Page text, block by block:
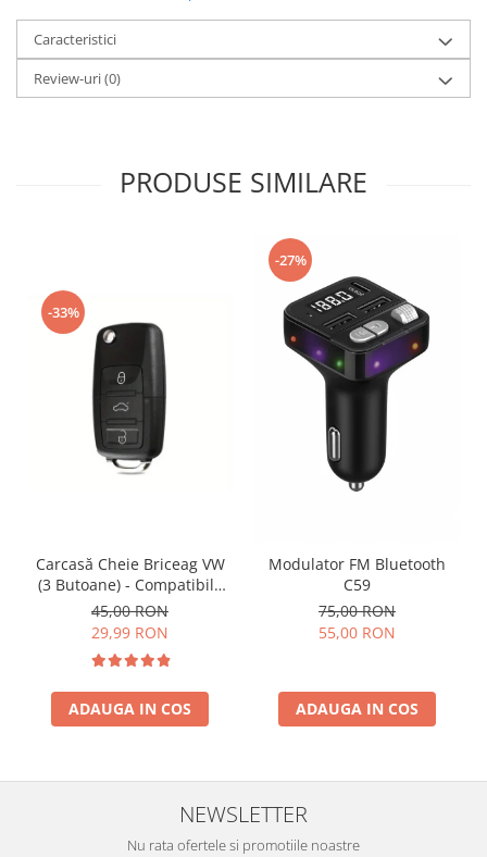
Caracteristici
Review-uri(0)
PRODUSE SIMILARE
-33%
Carcasă Cheie Briceag VW
(3 Butoane) - Compatibilă
Golf 5, Jetta, Touran etc
45,00 RON
29,99 RON
ADAUGA IN COS
-27%
Modulator FM Bluetooth
C59
75,00 RON
55,00 RON
ADAUGA IN COS
NEWSLETTER
Nu rata ofertele si promotiile noastre